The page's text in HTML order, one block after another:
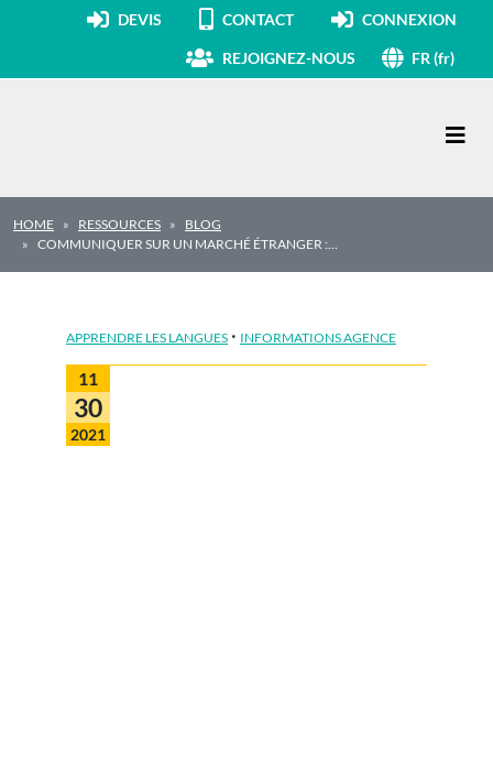
DEVIS CONTACT CONNEXION
REJOIGNEZ-NOUS FR (fr)
HOME RESSOURCES
BLOG
COMMUNIQUER SUR UN MARCHÉ ÉTRANGER :…
APPRENDRE LES LANGUES · INFORMATIONS AGENCE
11
30
2021